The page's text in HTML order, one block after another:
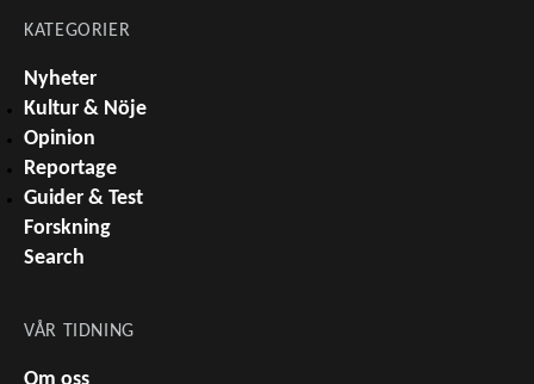
KATEGORIER
Nyheter
Kultur & Nöje
Opinion
Reportage
Guider & Test
Forskning
Search
VÅR TIDNING